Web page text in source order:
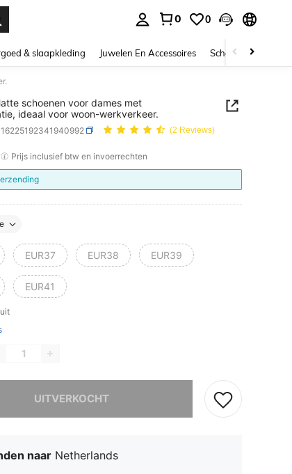
0 0
& slaapkleding Juwelen En Accessoires Schoonheid &
schoenen voor dames met
ideaal voor woon-werkverkeer.
(2 Reviews)
AND AVAILABILITY
Prijs inclusief btw en invoerrechten
EUR37 EUR38 EUR39
EUR41
UITVERKOCHT
naar Netherlands